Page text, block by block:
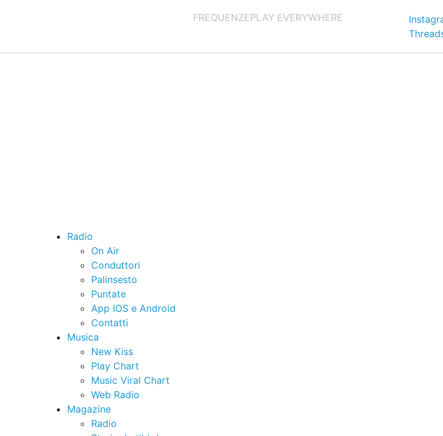
FREQUENZEPLAY EVERYWHERE
Radio
On Air
Conduttori
Palinsesto
Puntate
App IOS e Android
Contatti
Musica
New Kiss
Play Chart
Music Viral Chart
Web Radio
Magazine
Radio